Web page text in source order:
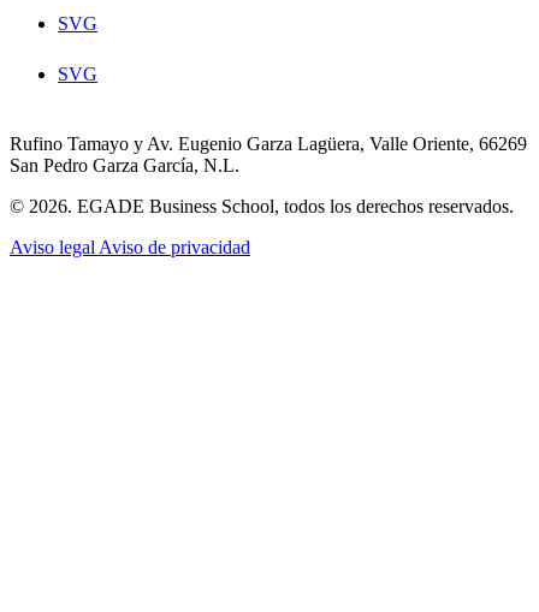
SVG
SVG
Rufino Tamayo y Av. Eugenio Garza Lagüera, Valle Oriente, 66269
San Pedro Garza García, N.L.
© 2026. EGADE Business School, todos los derechos reservados.
Aviso legal Aviso de privacidad